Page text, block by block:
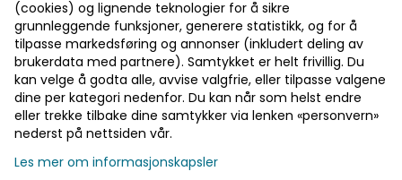
årsjubilanten.
49,-
hjelper deg å sette
stemningen. Et rent uttrykk og
gullfarget tall gir en tydelig
dekorativ effekt. Praktisk info
Farge: Hvit og gull Motiv: 30
Tips Kombiner med ballonger
og bordpynt for helhetlig stil
69,-
Ny
(cookies) og lignende teknologier for å sikre
grunnleggende funksjoner, generere statistikk, og for å
tilpasse markedsføring og annonser (inkludert deling av
brukerdata med partnere). Samtykket er helt frivillig. Du
kan velge å godta alle, avvise valgfrie, eller tilpasse valgene
dine per kategori nedenfor. Du kan når som helst endre
eller trekke tilbake dine samtykker via lenken «personvern»
nederst på nettsiden vår.
Les mer om informasjonskapsler